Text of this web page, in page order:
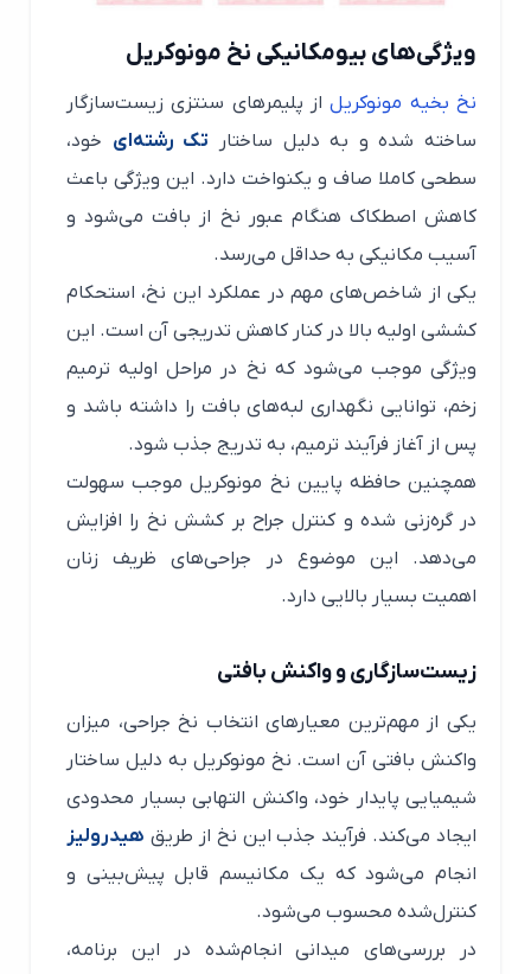
ویژگی‌های بیومکانیکی نخ مونوکریل
نخ بخیه مونوکریل از پلیمرهای سنتزی زیست‌سازگار
ساخته شده و به دلیل ساختارتک رشته‌ایخود،
سطحی کاملا صاف و یکنواخت دارد. این ویژگی باعث
کاهش اصطکاک هنگام عبور نخ از بافت می‌شود و
آسیب مکانیکی به حداقل می‌رسد.
یکی از شاخص‌های مهم در عملکرد این نخ، استحکام
کششی اولیه بالا در کنار کاهش تدریجی آن است. این
ویژگی موجب می‌شود که نخ در مراحل اولیه ترمیم
زخم، توانایی نگهداری لبه‌های بافت را داشته باشد و
پس از آغاز فرآیند ترمیم، به تدریج جذب شود.
همچنین حافظه پایین نخ مونوکریل موجب سهولت
در گره‌زنی شده و کنترل جراح بر کشش نخ را افزایش
می‌دهد. این موضوع در جراحی‌های ظریف زنان
اهمیت بسیار بالایی دارد.
زیست‌سازگاری و واکنش بافتی
یکی از مهم‌ترین معیارهای انتخاب نخ جراحی، میزان
واکنش بافتی آن است. نخ مونوکریل به دلیل ساختار
شیمیایی پایدار خود، واکنش التهابی بسیار محدودی
ایجاد می‌کند. فرآیند جذب این نخ از طریقهیدرولیز
انجام می‌شود که یک مکانیسم قابل پیش‌بینی و
کنترل‌شده محسوب می‌شود.
در بررسی‌های میدانی انجام‌شده در این برنامه،